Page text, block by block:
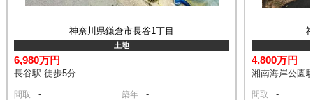
神奈川県鎌倉市長谷1丁目
土地
6,980万円
長谷駅 徒歩5分
間取 - 築年 -
4,800万円
湘南海岸公園
間取 -